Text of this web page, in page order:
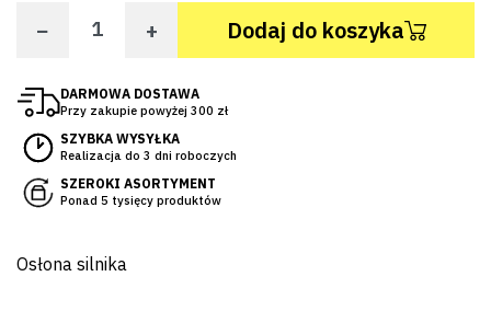
− + Dodaj do koszyka
DARMOWA DOSTAWA
Przy zakupie powyżej 300 zł
SZYBKA WYSYŁKA
Realizacja do 3 dni roboczych
SZEROKI ASORTYMENT
Ponad 5 tysięcy produktów
Osłona silnika